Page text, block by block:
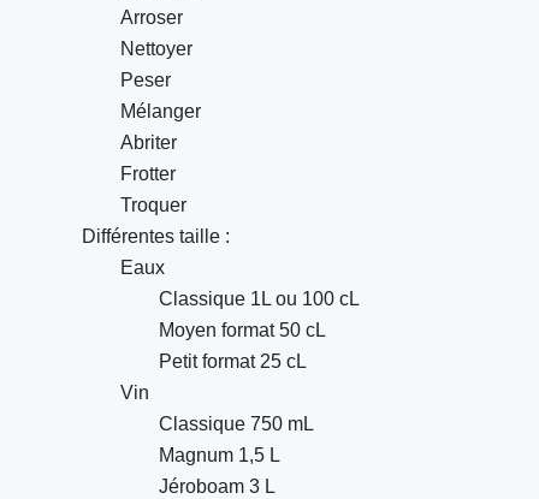
Arroser
Nettoyer
Peser
Mélanger
Abriter
Frotter
Troquer
Différentes taille :
Eaux
Classique 1L ou 100 cL
Moyen format 50 cL
Petit format 25 cL
Vin
Classique 750 mL
Magnum 1,5 L
Jéroboam 3 L